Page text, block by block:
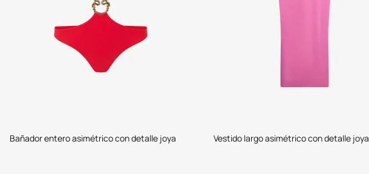
Bañador entero asimétrico con detalle joya Vestido largo asimétrico con detalle joya